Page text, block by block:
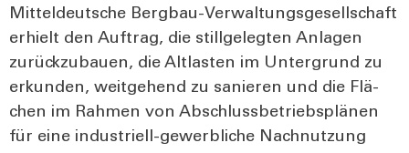
Mit­tel­deut­sche Berg­bau-Ver­wal­tungs­ge­sell­schaft
erhielt den Auf­trag, die still­ge­leg­ten Anla­gen
zurück­zu­bau­en, die Alt­las­ten im Unter­grund zu
erkun­den, weit­ge­hend zu sanie­ren und die Flä­
chen im Rah­men von Abschluss­be­triebs­plä­nen
für eine indus­tri­ell-gewerb­li­che Nach­nut­zung